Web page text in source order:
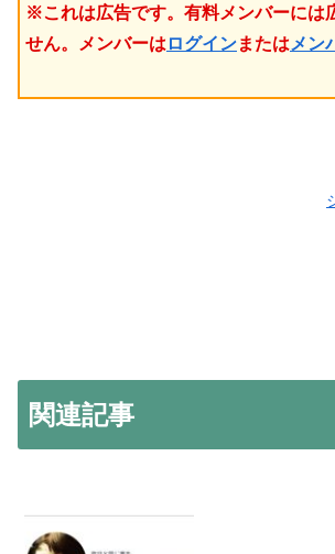
※これは広告です。有料メンバーには
せん。メンバーはログインまたはメン
関連記事